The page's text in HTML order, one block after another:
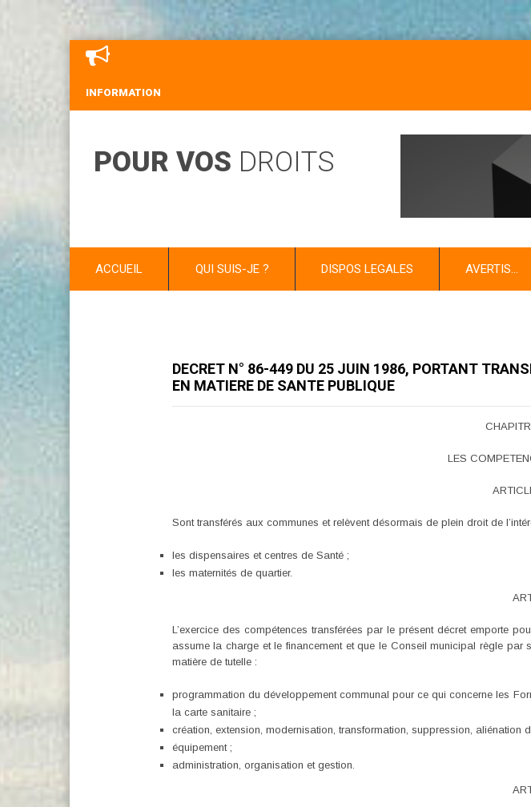
INFORMATION
POUR VOS DROITS
ACCUEIL QUI SUIS-JE ? DISPOS LEGALES AVERTIS…
DECRET N° 86-449 DU 25 JUIN 1986, PORTANT
EN MATIERE DE SANTE PUBLIQUE
LES
Sont transférés aux communes et relèvent désormais de plein droit de
les dispensaires et centres de Santé ;
les maternités de quartier.
L’exercice des compétences transférées par le présent décret emporte
assume la charge et le financement et que le Conseil municipal règle
matière de tutelle :
programmation du développement communal pour ce qui concerne les
la carte sanitaire ;
création, extension, modernisation, transformation, suppression, aliénation
équipement ;
administration, organisation et gestion.